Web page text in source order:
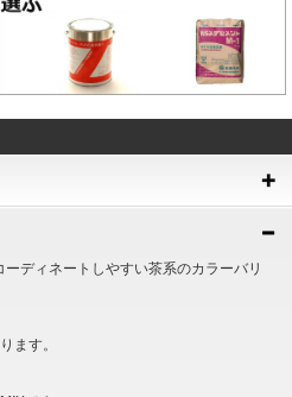
ディネートしやすい茶系のカラーバリ
ます。